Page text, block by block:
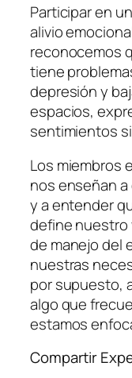
Participar en
alivio
reconocemos
tiene
depresión y
espacios,
sentimientos
Los miembros
nos enseñan
y a entender
define nuestro
de manejo del
nuestras
por supuesto,
algo que
estamos
Compartir